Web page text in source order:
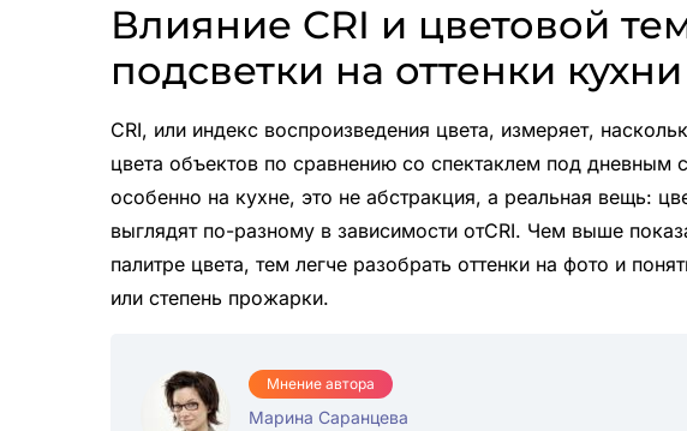
Влияние CRI и цветовой
подсветки на оттенки
CRI, или индекс воспроизведения цвета, измеряет,
цвета объектов по сравнению со спектаклем под дневным
особенно на кухне, это не абстракция, а реальная вещь:
выглядят по-разному в зависимости отCRI. Чем выше
палитре цвета, тем легче разобрать оттенки на фото и
или степень прожарки.
Мнение автора
Марина Саранцева